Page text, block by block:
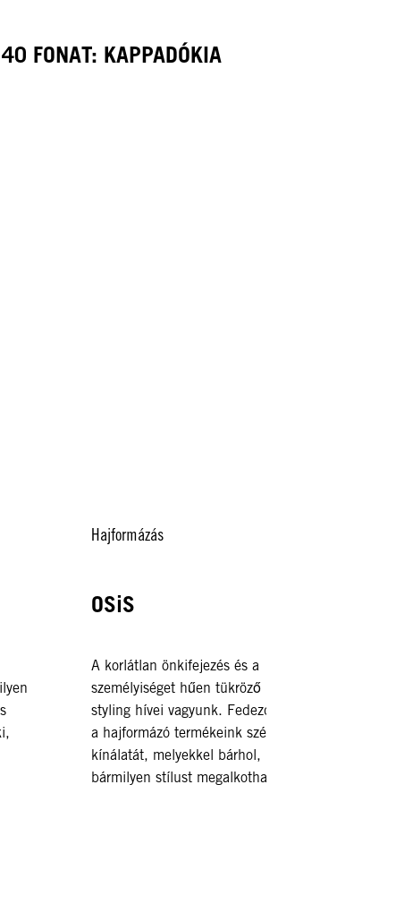
40 FONAT: KAPPADÓKIA
Hajformázás
OSiS
A korlátlan önkifejezés és a
személyiséget hűen tükröző
styling hívei vagyunk. Fedezd fel
a hajformázó termékeink széles
kínálatát, melyekkel bárhol,
bármilyen stílust megalkothatsz.